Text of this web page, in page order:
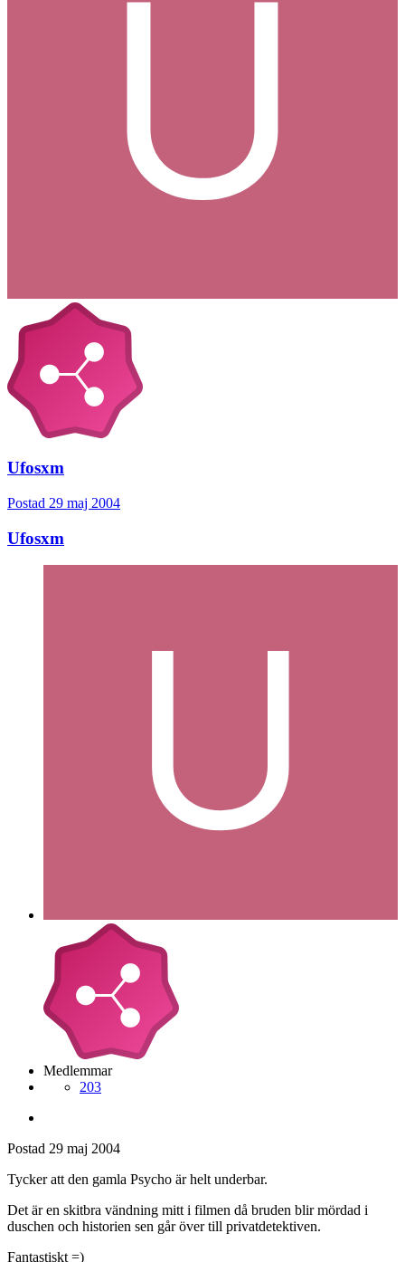
Ufosxm
Postad 29 maj 2004
Ufosxm
Medlemmar
203
Postad 29 maj 2004
Tycker att den gamla Psycho är helt underbar.
Det är en skitbra vändning mitt i filmen då bruden blir mördad i
duschen och historien sen går över till privatdetektiven.
Fantastiskt =)